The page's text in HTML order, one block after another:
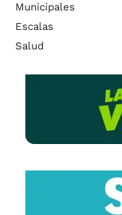
Municipales
Escalas
Salud